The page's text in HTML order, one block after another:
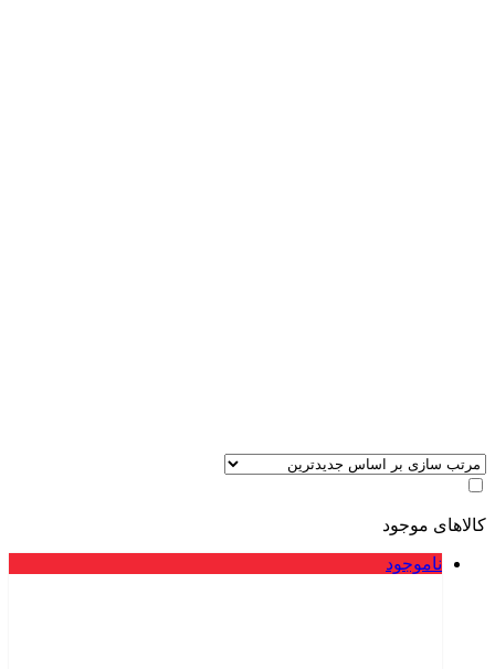
کالاهای موجود
ناموجود